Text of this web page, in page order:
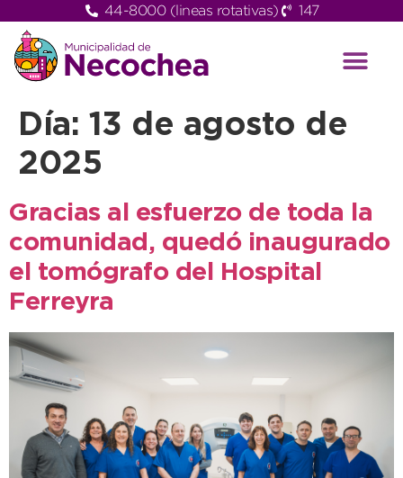
44-8000 (lineas rotativas) 147
Día: 13 de agosto de
2025
Gracias al esfuerzo de toda la
comunidad, quedó inaugurado
el tomógrafo del Hospital
Ferreyra